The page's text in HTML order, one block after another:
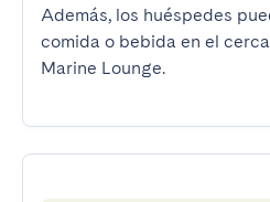
Además, los huéspedes
comida o bebida en el
Marine Lounge.